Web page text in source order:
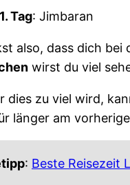
Tag: Jimbaran
also, dass dich
wirst du viel
dies zu viel wird,
länger am
: Beste Reisezeit